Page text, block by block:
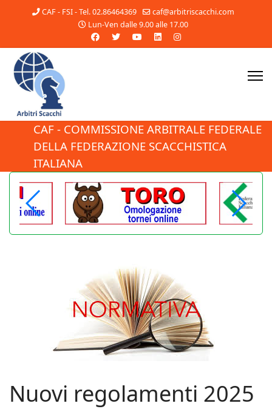
CAF - FSI - Tel. 02.86464369
caf@arbitriscacchi.com
Lun-Ven dalle 9.00 alle 17.00
CAF - COMMISSIONE ARBITRALE FEDERALE
DELLA FEDERAZIONE SCACCHISTICA
ITALIANA
Nuovi regolamenti 2025